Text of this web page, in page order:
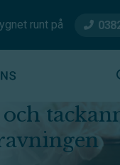
runt på
Josefssons